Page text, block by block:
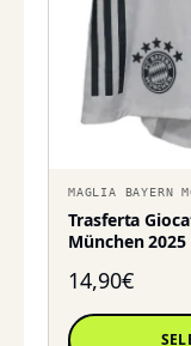
MAGLIA BAYERN
Trasferta
München 2025
14,90€